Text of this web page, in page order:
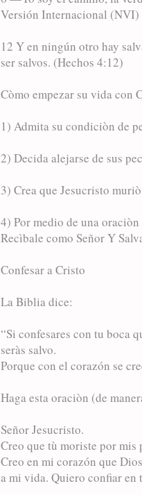
Versión Internacional (NVI)
12 Y en ningún otro hay
ser salvos. (Hechos 4:12)
Còmo empezar su vida con
1) Admita su condiciòn de
2) Decida alejarse de sus
3) Crea que Jesucristo
4) Por medio de una
Recìbale como Señor Y
Confesar a Cristo
La Biblia dice:
“Si confesares con tu boca
seràs salvo.
Porque con el corazón se
Haga esta oraciòn (de
Señor Jesucristo.
Creo que tù moriste por mis
Creo en mi corazón que
a mi vida. Quiero confiar en